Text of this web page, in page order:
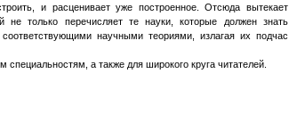
и расценивает уже построенное. Отсюда вытекает
не только перечисляет те науки, которые должен знать
научными теориями, излагая их подчас
а также для широкого круга читателей.